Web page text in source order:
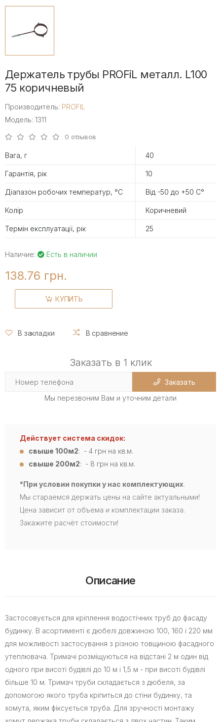
Держатель трубы PROFiL металл. L100
75 коричневый
Производитель: PROFIL
Модель: 1311
0 отзывов
Вага, г 40
Гарантія, рік 10
Діапазон робочих температур, °С Від -50 до +50 С°
Колір Коричневий
Термін експлуатації, рік 25
Наличие: Есть в наличии
138.76 грн.
КУПИТЬ
В закладки В сравнение
Заказать в 1 клик
Заказать
Мы перезвоним Вам и уточним детали
Действует система скидок:
свыше 100м2: - 4 грн на кв.м.
свыше 200м2: - 8 грн на кв.м.
*При условии покупки у нас комплектующих.
Мы стараемся держать цены на сайте актуальными!
Цена зависит от объема и комплектации заказа.
Закажите расчёт стоимости!
Описание
Застосовується для кріплення водостічних труб до фасаду
будинку. В асортименті є дюбелі довжиною 100, 160 і 220 мм
для можливості застосування з різною товщиною фасадного
утеплювача. Тримачі розміщуються на відстані 2 м один від
одного при висоті будівлі до 10 м і 1,5 м - при висоті будівлі
більше 10 м. Тримач труби складається з дюбеля, за
допомогою якого труба кріпиться до стіни будинку, та
хомута, яким фіксується труба. Для зручності монтажу